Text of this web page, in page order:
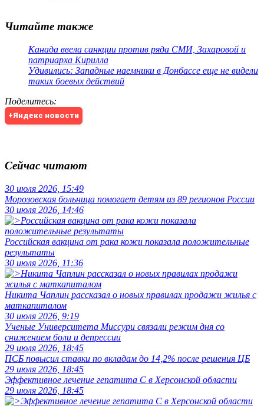
Читайте также
Канада ввела санкции против ряда СМИ, Захаровой и
патриарха Кирилла
Удивились: Западные наемники в Донбассе еще не видели
таких боевых действий
Поделитесь:
+Яндекс новости
Сейчас читают
30 июля 2026, 15:49
Морозовская больница помогает детям из 89 регионов России
30 июля 2026, 14:46
Российская вакцина от рака кожи показала положительные
результаты
30 июля 2026, 11:36
Никита Чаплин рассказал о новых правилах продажи жилья с
маткапиталом
30 июля 2026, 9:19
Ученые Университета Миссури связали режим дня со
снижением боли и депрессии
29 июля 2026, 18:45
ПСБ повысил ставки по вкладам до 14,2% после решения ЦБ
29 июля 2026, 18:45
Эффективное лечение гепатита C в Херсонской области
29 июля 2026, 18:45